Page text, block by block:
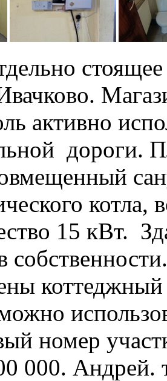
активно
дороги.
15 кВт.
номер
000. Андрей.